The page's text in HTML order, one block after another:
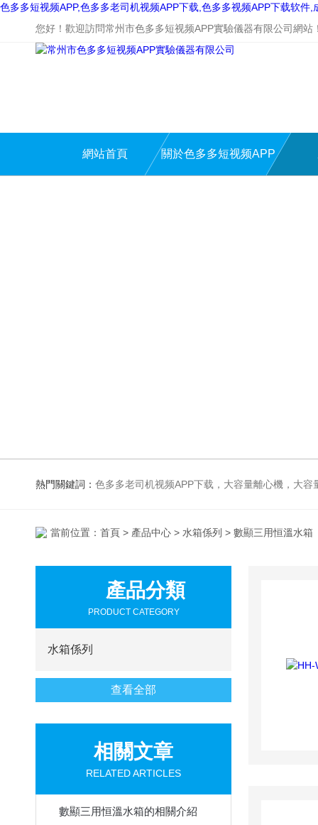
色多多短视频APP,色多多老司机视频APP下载,色多多视频APP下载软件,
您好！歡迎訪問常州市色多多短视频APP實驗儀器有限公司網站
網站首頁 關於色多多短视频APP
熱門關鍵詞： 色多多老司机视频APP下载，大容量離心機，大容量振蕩器，高速冷凍離心機，生化、光照、振蕩培養箱，磁力攪拌
當前位置： 首頁 > 產品中心 > 水箱係列 > 數顯三用恒溫水箱
產品分類
PRODUCT CATEGORY
水箱係列
查看全部
相關文章
RELATED ARTICLES
數顯三用恒溫水箱的相關介紹